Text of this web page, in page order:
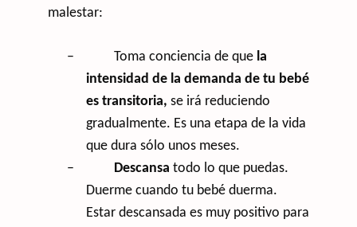
malestar:
– Toma conciencia de que la
intensidad de la demanda de tu bebé
es transitoria, se irá reduciendo
gradualmente. Es una etapa de la vida
que dura sólo unos meses.
–
Descansa todo lo que puedas.
Duerme cuando tu bebé duerma.
Estar descansada es muy positivo para